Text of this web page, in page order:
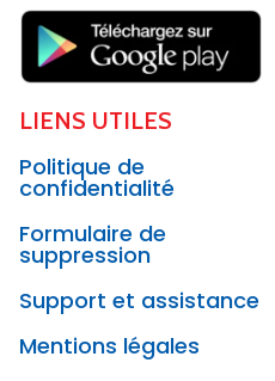
LIENS UTILES
Politique de
confidentialité
Formulaire de
suppression
Support et assistance
Mentions légales